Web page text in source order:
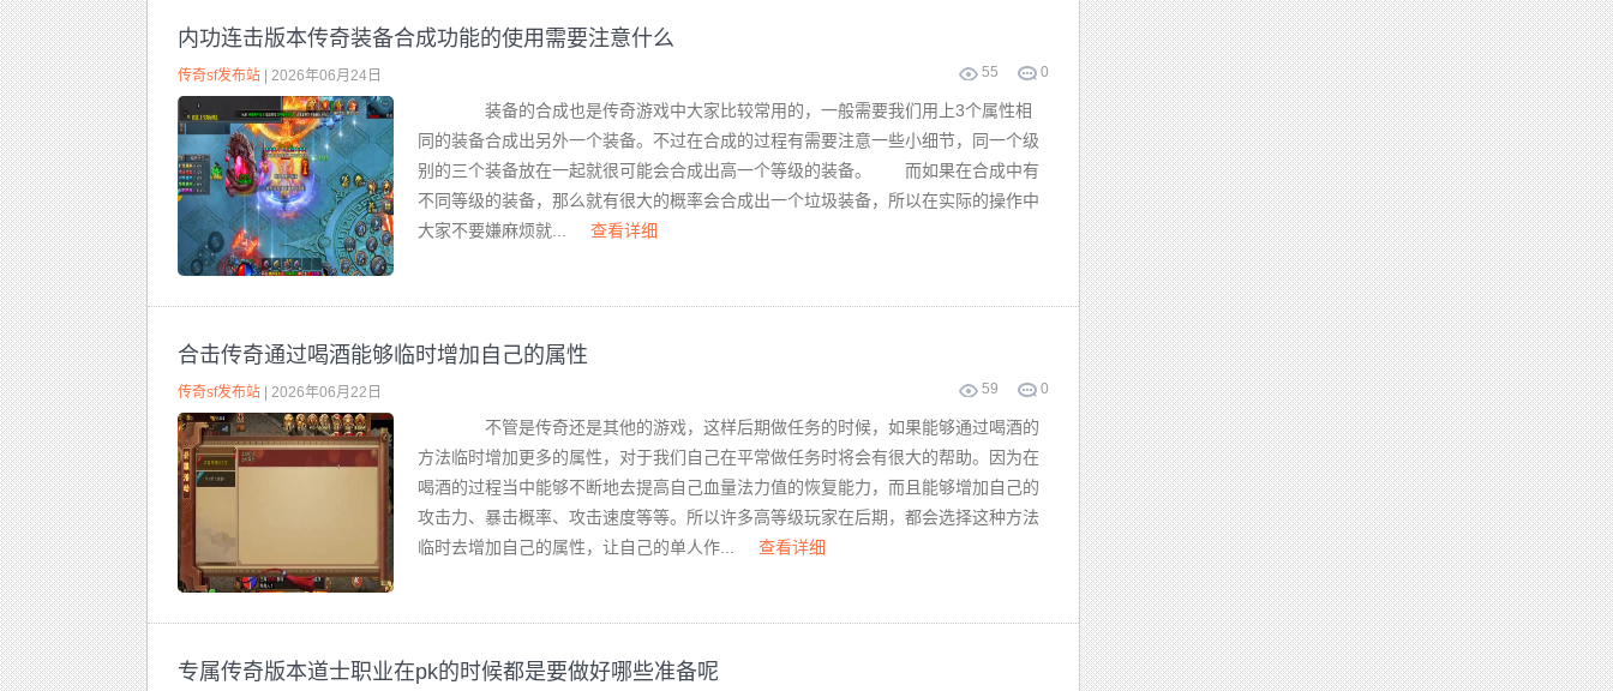
内功连击版本传奇装备合成功能的使用需要注意什么
55 0
传奇sf发布站 | 2026年06月24日
装备的合成也是传奇游戏中大家比较常用的，一般需要我们用上3个属性相
同的装备合成出另外一个装备。不过在合成的过程有需要注意一些小细节，同一个级
别的三个装备放在一起就很可能会合成出高一个等级的装备。 而如果在合成中有
不同等级的装备，那么就有很大的概率会合成出一个垃圾装备，所以在实际的操作中
大家不要嫌麻烦就...
查看详细
合击传奇通过喝酒能够临时增加自己的属性
59 0
传奇sf发布站 | 2026年06月22日
不管是传奇还是其他的游戏，这样后期做任务的时候，如果能够通过喝酒的
方法临时增加更多的属性，对于我们自己在平常做任务时将会有很大的帮助。因为在
喝酒的过程当中能够不断地去提高自己血量法力值的恢复能力，而且能够增加自己的
攻击力、暴击概率、攻击速度等等。所以许多高等级玩家在后期，都会选择这种方法
临时去增加自己的属性，让自己的单人作...
查看详细
专属传奇版本道士职业在pk的时候都是要做好哪些准备呢